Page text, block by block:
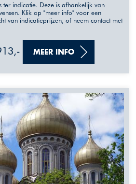
ter indicatie. Deze is afhankelijk van
Klik op "meer info" voor een
van indicatieprijzen, of neem contact met
MEER INFO